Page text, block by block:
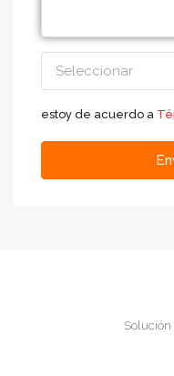
Seleccionar
estoy de acuerdo a
Solución